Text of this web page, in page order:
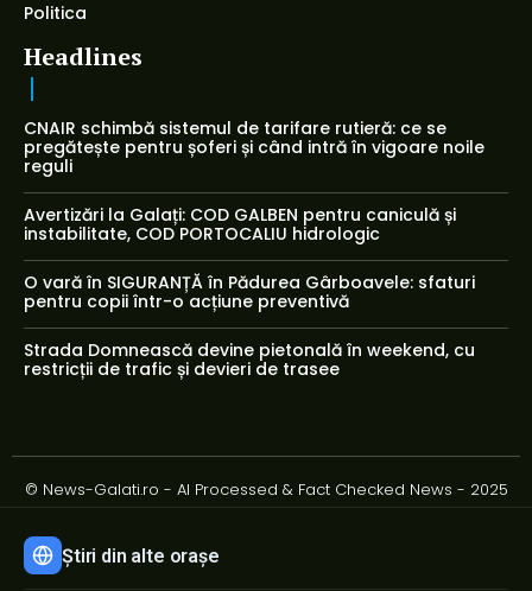
Politica
Headlines
CNAIR schimbă sistemul de tarifare rutieră: ce se
pregătește pentru șoferi și când intră în vigoare noile
reguli
Avertizări la Galați: COD GALBEN pentru caniculă și
instabilitate, COD PORTOCALIU hidrologic
O vară în SIGURANȚĂ în Pădurea Gârboavele: sfaturi
pentru copii într-o acțiune preventivă
Strada Domnească devine pietonală în weekend, cu
restricții de trafic și devieri de trasee
© News-Galati.ro - AI Processed & Fact Checked News - 2025
Știri din alte orașe